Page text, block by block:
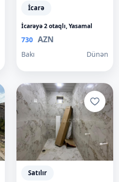
İcarə
İcarəyə 2 otaqlı, Yasamal
730 AZN
Bakı Dünən
Satılır